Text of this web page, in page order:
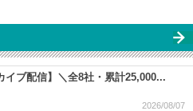
イブ配信】＼全8社・累計25,000...
2026/08/07